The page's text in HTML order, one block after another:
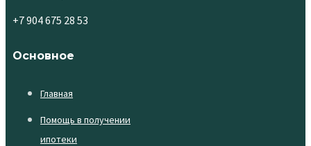
+7 904 675 28 53
Основное
Главная
Помощь в получении
ипотеки